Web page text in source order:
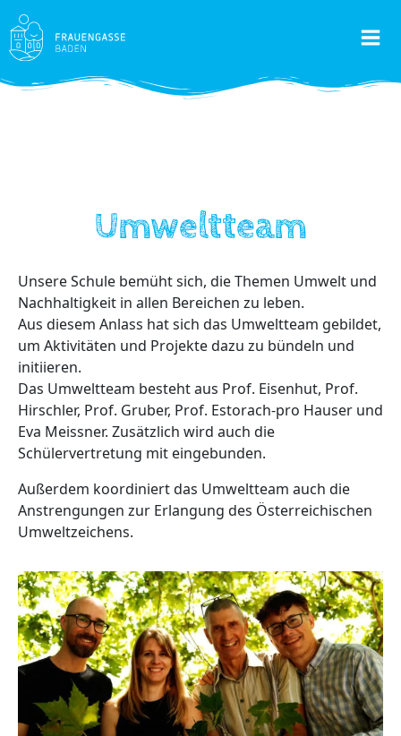
Skip
to
content
Umweltteam
Unsere Schule bemüht sich, die Themen Umwelt und
Nachhaltigkeit in allen Bereichen zu leben.
Aus diesem Anlass hat sich das Umweltteam gebildet,
um Aktivitäten und Projekte dazu zu bündeln und
initiieren.
Das Umweltteam besteht aus Prof. Eisenhut, Prof.
Hirschler, Prof. Gruber, Prof. Estorach-pro Hauser und
Eva Meissner. Zusätzlich wird auch die
Schülervertretung mit eingebunden.
Außerdem koordiniert das Umweltteam auch die
Anstrengungen zur Erlangung des Österreichischen
Umweltzeichens.